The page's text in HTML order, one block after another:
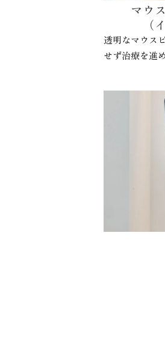
マウ
（
透明なマウス
せず治療を進